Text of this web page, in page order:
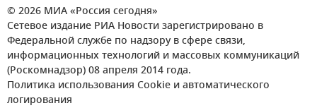
© 2026 МИА «Россия сегодня»
Сетевое издание РИА Новости зарегистрировано в
Федеральной службе по надзору в сфере связи,
информационных технологий и массовых коммуникаций
(Роскомнадзор) 08 апреля 2014 года.
Политика использования Cookie и автоматического
логирования